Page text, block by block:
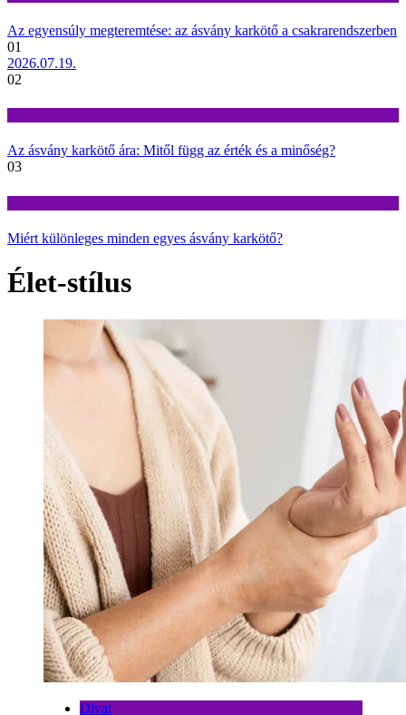
Az egyensúly megteremtése: az ásvány karkötő a csakrarendszerben
01
2026.07.19.
02
Az ásvány karkötő ára: Mitől függ az érték és a minőség?
03
Miért különleges minden egyes ásvány karkötő?
Élet-stílus
Divat